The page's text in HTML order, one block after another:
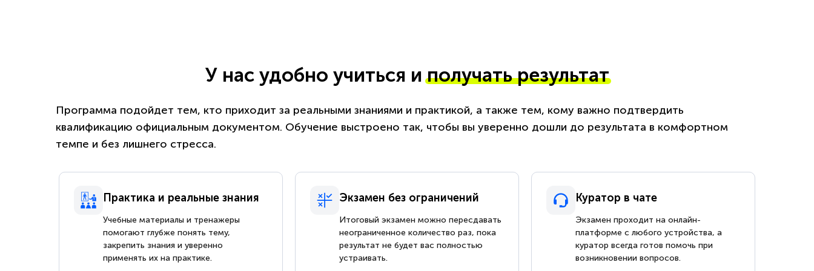
У нас удобно учиться иполучать результат
Программа подойдет тем, кто приходит за реальными знаниями и практикой, а также тем, кому важно подтвердить
квалификацию официальным документом. Обучение выстроено так, чтобы вы уверенно дошли до результата в комфортном
темпе и без лишнего стресса.
Практика и реальные знания
Учебные материалы и тренажеры
помогают глубже понять тему,
закрепить знания и уверенно
применять их на практике.
Экзамен без ограничений
Итоговый экзамен можно пересдавать
неограниченное количество раз, пока
результат не будет вас полностью
устраивать.
Куратор в чате
Экзамен проходит на онлайн-
платформе с любого устройства, а
куратор всегда готов помочь при
возникновении вопросов.